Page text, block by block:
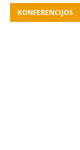
KONFERENCIJOS